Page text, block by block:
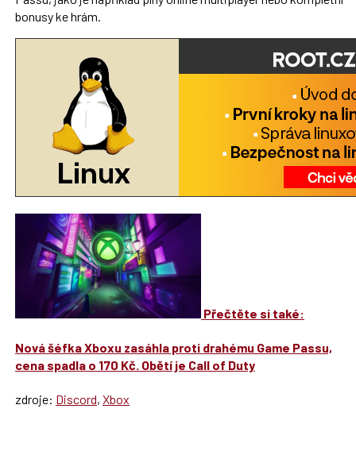
bonusy ke hrám.
Přečtěte si také:
Nová šéfka Xboxu zasáhla proti drahému Game Passu,
cena spadla o 170 Kč. Obětí je Call of Duty
zdroje: Discord, Xbox